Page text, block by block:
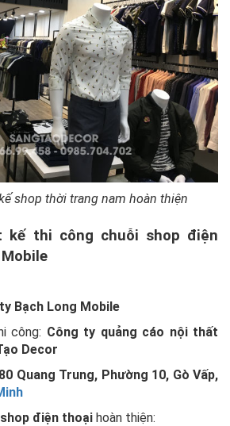
shop thời trang nam hoàn thiện
kế thi công chuỗi shop điện
Bạch Long Mobile
công: Công ty quảng cáo nội thất
Decor
Quang Trung, Phường 10, Gò Vấp,
điện thoại hoàn thiện: